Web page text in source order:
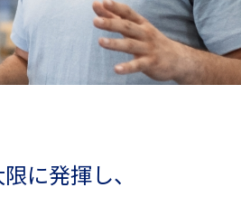
に発揮し、